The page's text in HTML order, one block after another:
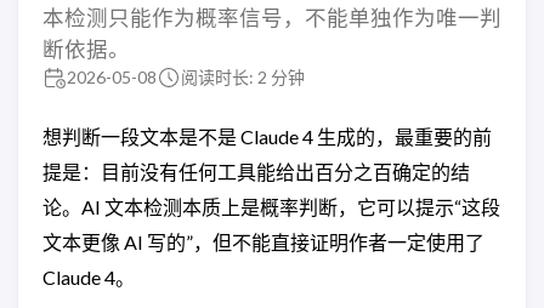
本检测只能作为概率信号，不能单独作为唯一判
断依据。
2026-05-08 阅读时长: 2 分钟
想判断一段文本是不是 Claude 4 生成的，最重要的前
提是：目前没有任何工具能给出百分之百确定的结
论。AI 文本检测本质上是概率判断，它可以提示“这段
文本更像 AI 写的”，但不能直接证明作者一定使用了
Claude 4。